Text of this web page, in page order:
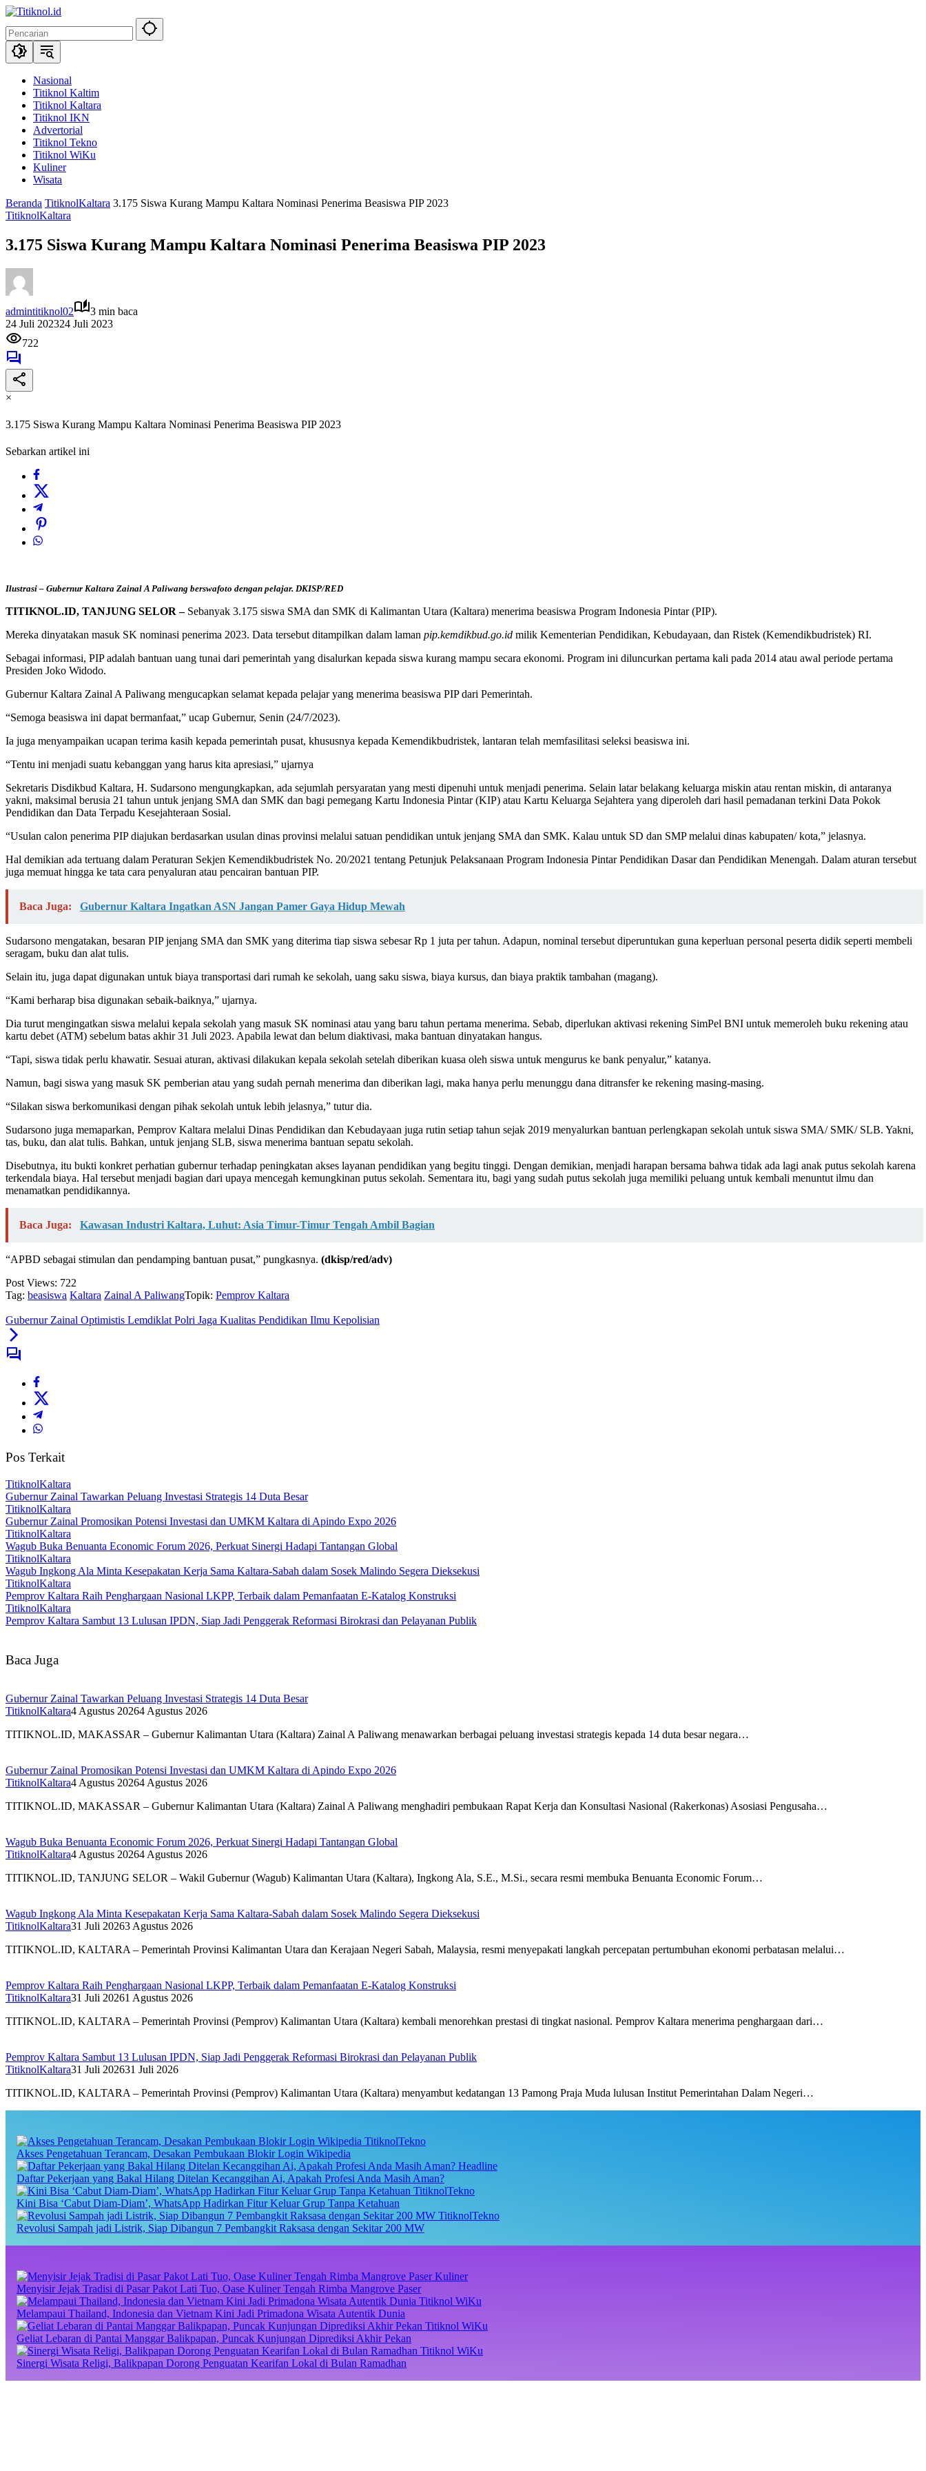
Langsung
konten
Nasional
Titiknol Kaltim
Titiknol Kaltara
Titiknol IKN
Advertorial
Titiknol Tekno
Titiknol WiKu
Kuliner
Wisata
Beranda TitiknolKaltara 3.175 Siswa Kurang Mampu Kaltara Nominasi Penerima Beasiswa PIP 2023
TitiknolKaltara
3.175 Siswa Kurang Mampu Kaltara Nominasi Penerima Beasiswa PIP 2023
admintitiknol02
3 min baca
24 Juli 202324 Juli 2023
722
×
3.175 Siswa Kurang Mampu Kaltara Nominasi Penerima Beasiswa PIP 2023
Sebarkan artikel ini
Ilustrasi – Gubernur Kaltara Zainal A Paliwang berswafoto dengan pelajar. DKISP/RED
TITIKNOL.ID, TANJUNG SELOR – Sebanyak 3.175 siswa SMA dan SMK di Kalimantan Utara (Kaltara) menerima beasiswa Program Indonesia Pintar (PIP).
Mereka dinyatakan masuk SK nominasi penerima 2023. Data tersebut ditampilkan dalam laman pip.kemdikbud.go.id milik Kementerian Pendidikan, Kebudayaan, dan Ristek (Kemendikbudristek) RI.
Sebagai informasi, PIP adalah bantuan uang tunai dari pemerintah yang disalurkan kepada siswa kurang mampu secara ekonomi. Program ini diluncurkan pertama kali pada 2014 atau awal periode pertama
Presiden Joko Widodo.
Gubernur Kaltara Zainal A Paliwang mengucapkan selamat kepada pelajar yang menerima beasiswa PIP dari Pemerintah.
“Semoga beasiswa ini dapat bermanfaat,” ucap Gubernur, Senin (24/7/2023).
Ia juga menyampaikan ucapan terima kasih kepada pemerintah pusat, khususnya kepada Kemendikbudristek, lantaran telah memfasilitasi seleksi beasiswa ini.
“Tentu ini menjadi suatu kebanggan yang harus kita apresiasi,” ujarnya
Sekretaris Disdikbud Kaltara, H. Sudarsono mengungkapkan, ada sejumlah persyaratan yang mesti dipenuhi untuk menjadi penerima. Selain latar belakang keluarga miskin atau rentan miskin, di antaranya
yakni, maksimal berusia 21 tahun untuk jenjang SMA dan SMK dan bagi pemegang Kartu Indonesia Pintar (KIP) atau Kartu Keluarga Sejahtera yang diperoleh dari hasil pemadanan terkini Data Pokok
Pendidikan dan Data Terpadu Kesejahteraan Sosial.
“Usulan calon penerima PIP diajukan berdasarkan usulan dinas provinsi melalui satuan pendidikan untuk jenjang SMA dan SMK. Kalau untuk SD dan SMP melalui dinas kabupaten/ kota,” jelasnya.
Hal demikian ada tertuang dalam Peraturan Sekjen Kemendikbudristek No. 20/2021 tentang Petunjuk Pelaksanaan Program Indonesia Pintar Pendidikan Dasar dan Pendidikan Menengah. Dalam aturan tersebut
juga memuat hingga ke tata cara penyaluran atau pencairan bantuan PIP.
Baca Juga: Gubernur Kaltara Ingatkan ASN Jangan Pamer Gaya Hidup Mewah
Sudarsono mengatakan, besaran PIP jenjang SMA dan SMK yang diterima tiap siswa sebesar Rp 1 juta per tahun. Adapun, nominal tersebut diperuntukan guna keperluan personal peserta didik seperti membeli
seragam, buku dan alat tulis.
Selain itu, juga dapat digunakan untuk biaya transportasi dari rumah ke sekolah, uang saku siswa, biaya kursus, dan biaya praktik tambahan (magang).
“Kami berharap bisa digunakan sebaik-baiknya,” ujarnya.
Dia turut mengingatkan siswa melalui kepala sekolah yang masuk SK nominasi atau yang baru tahun pertama menerima. Sebab, diperlukan aktivasi rekening SimPel BNI untuk memeroleh buku rekening atau
kartu debet (ATM) sebelum batas akhir 31 Juli 2023. Apabila lewat dan belum diaktivasi, maka bantuan dinyatakan hangus.
“Tapi, siswa tidak perlu khawatir. Sesuai aturan, aktivasi dilakukan kepala sekolah setelah diberikan kuasa oleh siswa untuk mengurus ke bank penyalur,” katanya.
Namun, bagi siswa yang masuk SK pemberian atau yang sudah pernah menerima dan diberikan lagi, maka hanya perlu menunggu dana ditransfer ke rekening masing-masing.
“Silakan siswa berkomunikasi dengan pihak sekolah untuk lebih jelasnya,” tutur dia.
Sudarsono juga memaparkan, Pemprov Kaltara melalui Dinas Pendidikan dan Kebudayaan juga rutin setiap tahun sejak 2019 menyalurkan bantuan perlengkapan sekolah untuk siswa SMA/ SMK/ SLB. Yakni,
tas, buku, dan alat tulis. Bahkan, untuk jenjang SLB, siswa menerima bantuan sepatu sekolah.
Disebutnya, itu bukti konkret perhatian gubernur terhadap peningkatan akses layanan pendidikan yang begitu tinggi. Dengan demikian, menjadi harapan bersama bahwa tidak ada lagi anak putus sekolah karena
terkendala biaya. Hal tersebut menjadi bagian dari upaya mencegah kemungkinan putus sekolah. Sementara itu, bagi yang sudah putus sekolah juga memiliki peluang untuk kembali menuntut ilmu dan
menamatkan pendidikannya.
Baca Juga: Kawasan Industri Kaltara, Luhut: Asia Timur-Timur Tengah Ambil Bagian
“APBD sebagai stimulan dan pendamping bantuan pusat,” pungkasnya. (dkisp/red/adv)
Post Views: 722
Tag: beasiswa Kaltara Zainal A PaliwangTopik: Pemprov Kaltara
Gubernur Zainal Optimistis Lemdiklat Polri Jaga Kualitas Pendidikan Ilmu Kepolisian
Pos Terkait
TitiknolKaltara
Gubernur Zainal Tawarkan Peluang Investasi Strategis 14 Duta Besar
TitiknolKaltara
Gubernur Zainal Promosikan Potensi Investasi dan UMKM Kaltara di Apindo Expo 2026
TitiknolKaltara
Wagub Buka Benuanta Economic Forum 2026, Perkuat Sinergi Hadapi Tantangan Global
TitiknolKaltara
Wagub Ingkong Ala Minta Kesepakatan Kerja Sama Kaltara-Sabah dalam Sosek Malindo Segera Dieksekusi
TitiknolKaltara
Pemprov Kaltara Raih Penghargaan Nasional LKPP, Terbaik dalam Pemanfaatan E-Katalog Konstruksi
TitiknolKaltara
Pemprov Kaltara Sambut 13 Lulusan IPDN, Siap Jadi Penggerak Reformasi Birokrasi dan Pelayanan Publik
Baca Juga
Gubernur Zainal Tawarkan Peluang Investasi Strategis 14 Duta Besar
TitiknolKaltara4 Agustus 20264 Agustus 2026
TITIKNOL.ID, MAKASSAR – Gubernur Kalimantan Utara (Kaltara) Zainal A Paliwang menawarkan berbagai peluang investasi strategis kepada 14 duta besar negara…
Gubernur Zainal Promosikan Potensi Investasi dan UMKM Kaltara di Apindo Expo 2026
TitiknolKaltara4 Agustus 20264 Agustus 2026
TITIKNOL.ID, MAKASSAR – Gubernur Kalimantan Utara (Kaltara) Zainal A Paliwang menghadiri pembukaan Rapat Kerja dan Konsultasi Nasional (Rakerkonas) Asosiasi Pengusaha…
Wagub Buka Benuanta Economic Forum 2026, Perkuat Sinergi Hadapi Tantangan Global
TitiknolKaltara4 Agustus 20264 Agustus 2026
TITIKNOL.ID, TANJUNG SELOR – Wakil Gubernur (Wagub) Kalimantan Utara (Kaltara), Ingkong Ala, S.E., M.Si., secara resmi membuka Benuanta Economic Forum…
Wagub Ingkong Ala Minta Kesepakatan Kerja Sama Kaltara-Sabah dalam Sosek Malindo Segera Dieksekusi
TitiknolKaltara31 Juli 20263 Agustus 2026
TITIKNOL.ID, KALTARA – Pemerintah Provinsi Kalimantan Utara dan Kerajaan Negeri Sabah, Malaysia, resmi menyepakati langkah percepatan pertumbuhan ekonomi perbatasan melalui…
Pemprov Kaltara Raih Penghargaan Nasional LKPP, Terbaik dalam Pemanfaatan E-Katalog Konstruksi
TitiknolKaltara31 Juli 20261 Agustus 2026
TITIKNOL.ID, KALTARA – Pemerintah Provinsi (Pemprov) Kalimantan Utara (Kaltara) kembali menorehkan prestasi di tingkat nasional. Pemprov Kaltara menerima penghargaan dari…
Pemprov Kaltara Sambut 13 Lulusan IPDN, Siap Jadi Penggerak Reformasi Birokrasi dan Pelayanan Publik
TitiknolKaltara31 Juli 202631 Juli 2026
TITIKNOL.ID, KALTARA – Pemerintah Provinsi (Pemprov) Kalimantan Utara (Kaltara) menyambut kedatangan 13 Pamong Praja Muda lulusan Institut Pemerintahan Dalam Negeri…
TitiknolTekno
Akses Pengetahuan Terancam, Desakan Pembukaan Blokir Login Wikipedia
Headline
Daftar Pekerjaan yang Bakal Hilang Ditelan Kecanggihan Ai, Apakah Profesi Anda Masih Aman?
TitiknolTekno
Kini Bisa ‘Cabut Diam-Diam’, WhatsApp Hadirkan Fitur Keluar Grup Tanpa Ketahuan
TitiknolTekno
Revolusi Sampah jadi Listrik, Siap Dibangun 7 Pembangkit Raksasa dengan Sekitar 200 MW
Kuliner
Menyisir Jejak Tradisi di Pasar Pakot Lati Tuo, Oase Kuliner Tengah Rimba Mangrove Paser
Titiknol WiKu
Melampaui Thailand, Indonesia dan Vietnam Kini Jadi Primadona Wisata Autentik Dunia
Titiknol WiKu
Geliat Lebaran di Pantai Manggar Balikpapan, Puncak Kunjungan Diprediksi Akhir Pekan
Titiknol WiKu
Sinergi Wisata Religi, Balikpapan Dorong Penguatan Kearifan Lokal di Bulan Ramadhan